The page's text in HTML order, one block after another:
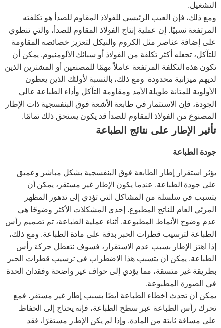
التشغيل.
ومع ذلك، فإن العيب الرئيسي للفولاذ المقاوم للصدأ هو تكلفته
المرتفعة نسبيًا. إن عملية إنتاج الفولاذ المقاوم للصدأ، والتي تنطوي
على إضافة عناصر مثل الكروم والنيكل لتعزيز خصائصه المقاومة
للتآكل، تجعله أكثر تكلفة من الفولاذ أو سبائك الألومنيوم. يمكن أن
تكون هذه التكلفة المرتفعة عاملاً مهمًا للمصنعين أو المشترين الذين
لديهم ميزانية محدودة. ومع ذلك، بالنسبة لأولئك الذين يعطون
الأولوية للمتانة طويلة الأمد ومقاومة التآكل وأداء الطباعة عالي
الجودة، فإن الاستثمار في طابعة الأشعة فوق البنفسجية ذات الإطار
المصنوع من الفولاذ المقاوم للصدأ قد يكون يستحق ذلك تمامًا.
تأثير الإطار على نتائج الطباعة
جودة الطباعة
يؤثر استقرار إطار الطابعة فوق البنفسجية بشكل مباشر وعميق
على جودة الطباعة. عندما يكون الإطار غير مستقر، يمكن أن
يتسبب في سلسلة من المشاكل التي تؤدي إلى تدهور المظهر
المرئي العام للناتج المطبوع. إحدى المشكلات الأكثر وضوحًا هي
عدم وضوح الأنماط المطبوعة. أثناء عملية الطباعة، تم تصميم رأس
الطباعة لترسيب قطرات الحبر بدقة على مادة الطباعة. ومع ذلك،
إذا اهتز الإطار بسبب عدم الاستقرار، فسوف تتعطل حركة رأس
الطباعة. يمكن أن يتسبب هذا الاضطراب في ترسيب قطرات الحبر
بطريقة غير متسقة، مما يؤدي إلى حواف غير واضحة وفقدان الحدة
في الصورة المطبوعة.
يمكن أن تحدث أخطاء الطباعة أيضًا بسبب إطار غير مستقر. فمع
تحرك رأس الطباعة عبر سطح الطباعة، فإنه يحتاج إلى الحفاظ
على مسافة ثابتة من المادة. وإذا لم يكن الإطار مستقرًا، فقد